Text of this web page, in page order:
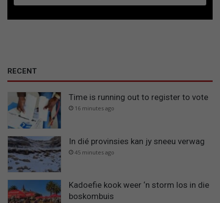
RECENT
Time is running out to register to vote
16 minutes ago
In dié provinsies kan jy sneeu verwag
45 minutes ago
Kadoefie kook weer ‘n storm los in die
boskombuis